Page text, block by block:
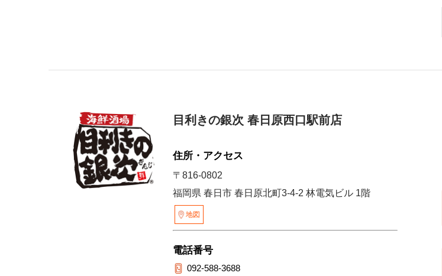
目利きの銀次 春日原西口駅前店
住所・アクセス
〒816-0802
福岡県 春日市 春日原北町3-4-2 林電気ビル 1階
地図
電話番号
092-588-3688